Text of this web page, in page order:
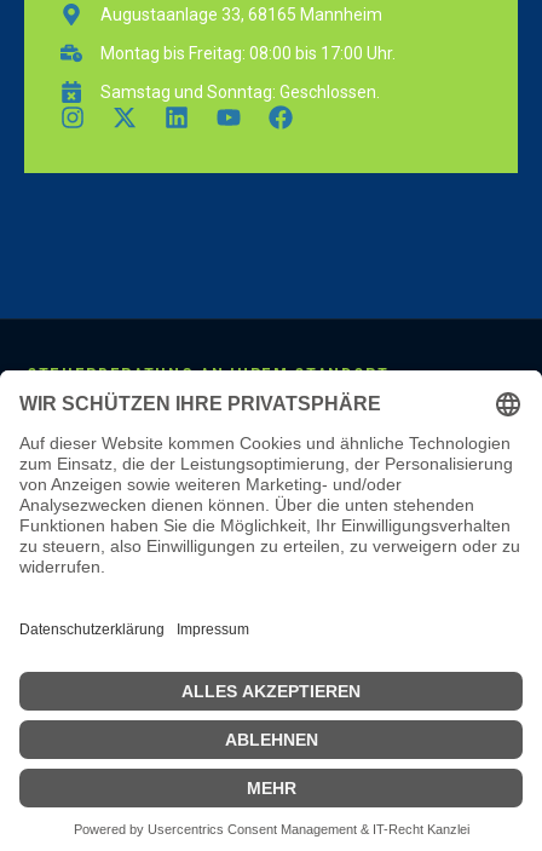
Augustaanlage 33, 68165 Mannheim
Montag bis Freitag: 08:00 bis 17:00 Uhr.
Samstag und Sonntag: Geschlossen.
STEUERBERATUNG AN IHREM STANDORT
Mannheim· Ludwigshafen Heidelberg· Frankfurt
Darmstadt
· Wiesbaden ·Mainz·Stuttgart· Karlsruhe ·Freiburg·
München· Augsburg· Nürnberg·Regensburg· Köln
Aachen·Düsseldorf·Duisburg ·Essen· Dortmund·Münster
Bielefeld· Hannover ·Bremen·Hamburg ·Kiel ·Berlin·
Leipzig ·Erfurt
LEISTUNGEN & WISSEN
Steuerberatung·Monatliche Buchhaltung·Lohnbuchhaltung·
Steuerberater-Kosten
Steuer-Glossar·Steuer-Wissen·Karriere·
Steuerberater Mannheim